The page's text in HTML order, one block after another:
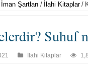
İman Şartları / İlahi Kitaplar /
Suhuf
İlahi Kitaplar